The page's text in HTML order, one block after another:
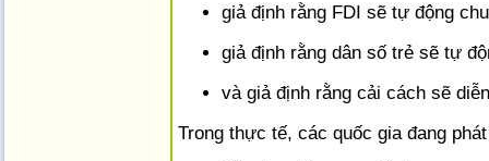
giả định rằng FDI sẽ tự động
giả định rằng dân số trẻ sẽ tự
và giả định rằng cải cách sẽ
Trong thực tế, các quốc gia đang